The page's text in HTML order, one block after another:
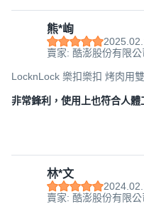
熊*峋
賣家: 酷澎股份有限公
LocknLock 樂扣樂扣 烤肉用
非常鋒利，使用上也符合人體
林*文
賣家: 酷澎股份有限公